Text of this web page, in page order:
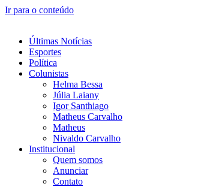
Ir para o conteúdo
Últimas Notícias
Esportes
Política
Colunistas
Helma Bessa
Júlia Laiany
Igor Santhiago
Matheus Carvalho
Matheus
Nivaldo Carvalho
Institucional
Quem somos
Anunciar
Contato